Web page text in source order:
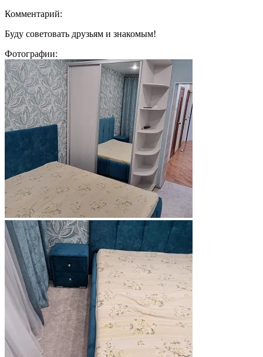
Комментарий:
Буду советовать друзьям и знакомым!
Фотографии: